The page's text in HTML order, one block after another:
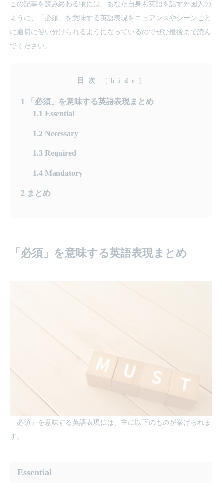
この記事を読み終わる頃には、あなた自身も英語を話す外国人の
ように、「必須」を意味する英語表現をニュアンスやシーンごと
に適切に使い分けられるようになっているのでぜひ最後まで読ん
でください。
目次 [ hide ]
1
「必須」を意味する英語表現まとめ
1.1 Essential
1.2 Necessary
1.3 Required
1.4 Mandatory
2 まとめ
「必須」を意味する英語表現まとめ
「必須」を意味する英語表現には、主に以下のものが挙げられま
す。
Essential